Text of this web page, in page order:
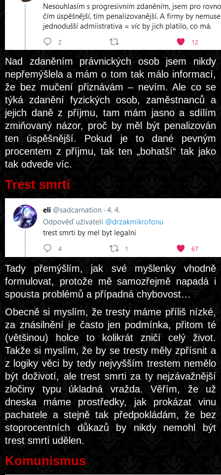
Nad zdaněním právnických osob jsem nikdy
nepřemýšlela a mám o tom tak málo informací,
že bez mučení přiznávám – nevím. Ale co se
týká zdanění fyzických osob, zaměstnanců a
jejich daně z příjmu, tam mám jasno a sdílím
zmiňovaný názor, proč by měl být penalizován
ten úspěšnější. Pokud je to dané pevným
procentem z příjmu, tak ten „bohatší“ tak jako
tak odvede víc.
Trest smrti
Tady přemýšlím, jak své myšlenky vhodně
formulovat, protože mě samozřejmě napadá i
spousta problémů a případná chybovost…
Obecně si myslím, že tresty máme příliš nízké,
za znásilnění je často jen podmínka, přitom té
(většinou) holce to kolikrát zničí celý život.
Takže si myslím, že by se tresty měly zpřísnit a
z logiky věci by tedy nejvyšším trestem nemělo
být doživotí, ale trest smrti za ty nejzávažnější
zločiny typu úkladná vražda. Věřím, že už
dneska máme prostředky, jak prokázat vinu
pachatele a stejně tak předpokládám, že bez
stoprocentních důkazů by nikdy nemohl být
trest smrti udělen.
Komunismus